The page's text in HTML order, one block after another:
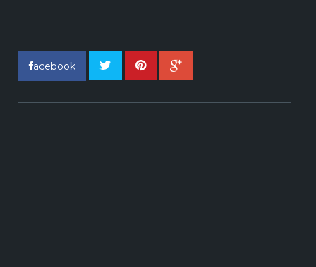
acebook